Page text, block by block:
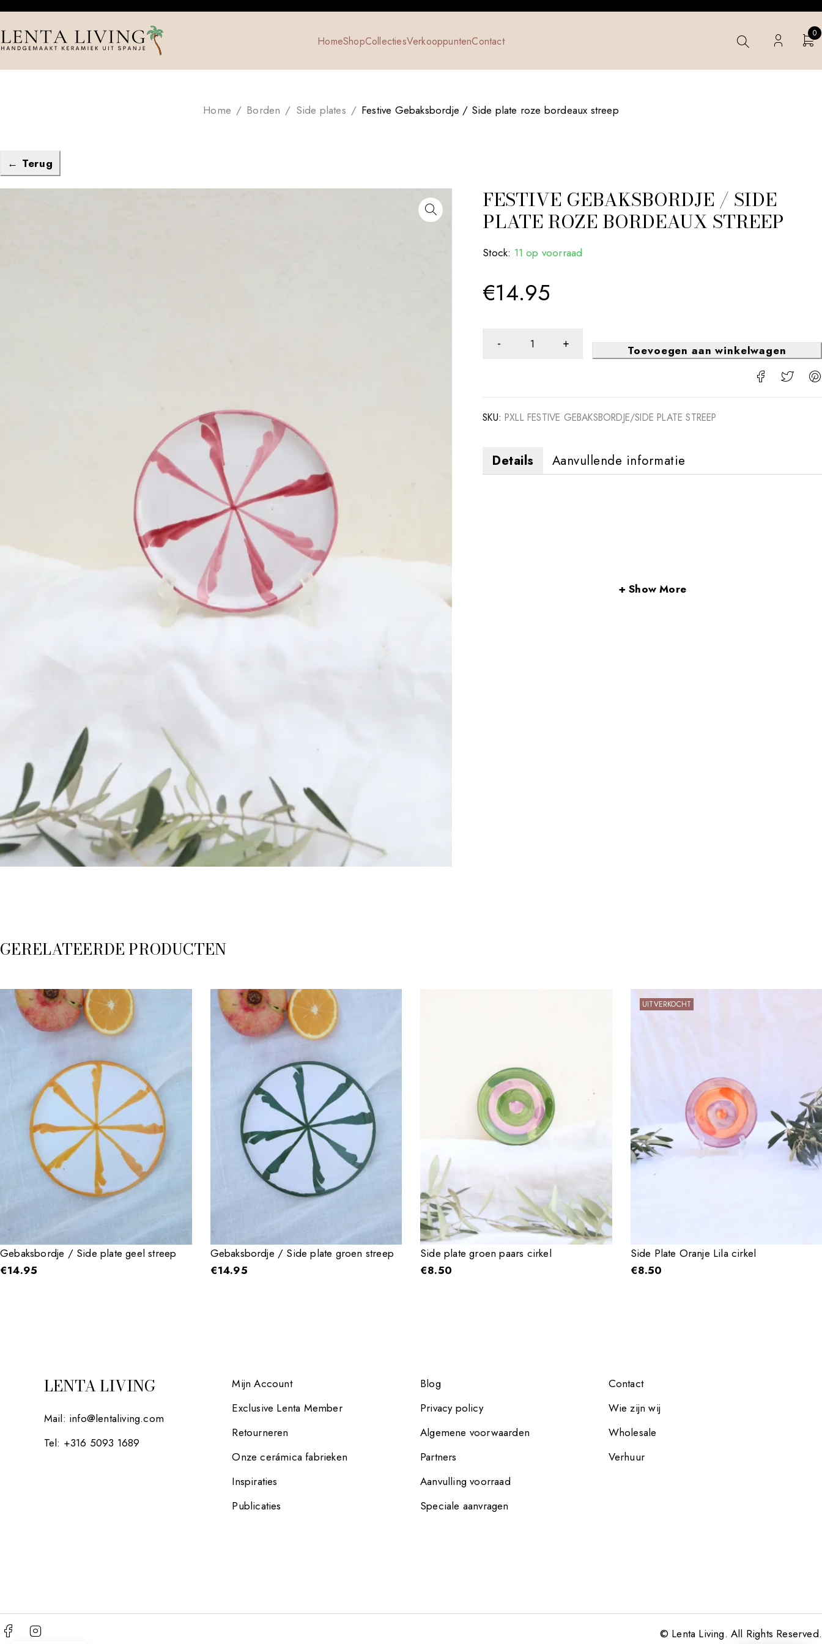
HomeShopCollectiesVerkooppuntenContact
0
Home / Borden / Side plates / Festive Gebaksbordje / Side plate roze bordeaux streep
← Terug
FESTIVE GEBAKSBORDJE / SIDE
PLATE ROZE BORDEAUX STREEP
Stock: 11 op voorraad
€14.95
Toevoegen aan winkelwagen
SKU: PXLL FESTIVE GEBAKSBORDJE/SIDE PLATE STREEP
Details Aanvullende informatie
Show More
GERELATEERDE PRODUCTEN
Gebaksbordje / Side plate geel streep
€14.95
Gebaksbordje / Side plate groen streep
€14.95
Side plate groen paars cirkel
€8.50
UITVERKOCHT
Side Plate Oranje Lila cirkel
€8.50
LENTA LIVING
Mail: info@lentaliving.com
Tel: +316 5093 1689
Mijn Account
Exclusive Lenta Member
Retourneren
Onze cerámica fabrieken
Inspiraties
Publicaties
Blog
Privacy policy
Algemene voorwaarden
Partners
Aanvulling voorraad
Speciale aanvragen
Contact
Wie zijn wij
Wholesale
Verhuur
© Lenta Living. All Rights Reserved.